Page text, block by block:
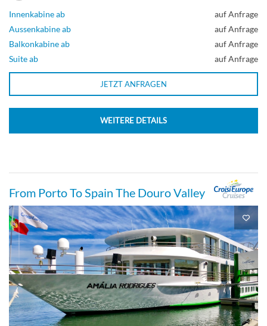
Ober Deck
Balkonkabine
Innenkabine ab
auf Anfrage
Aussenkabine ab
auf Anfrage
Balkonkabine ab
auf Anfrage
Suite ab
auf Anfrage
JETZT ANFRAGEN
WEITERE DETAILS
From Porto To Spain The Douro Valley